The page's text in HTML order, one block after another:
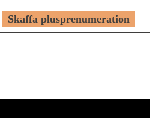
Skaffa plusprenumeration